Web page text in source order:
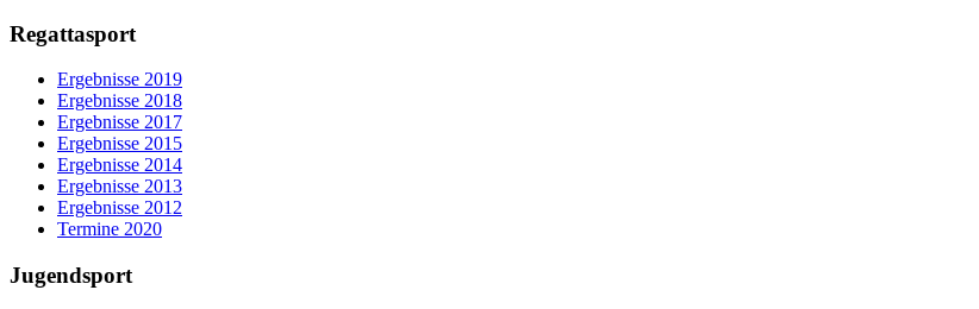
Regattasport
Ergebnisse 2019
Ergebnisse 2018
Ergebnisse 2017
Ergebnisse 2015
Ergebnisse 2014
Ergebnisse 2013
Ergebnisse 2012
Termine 2020
Jugendsport